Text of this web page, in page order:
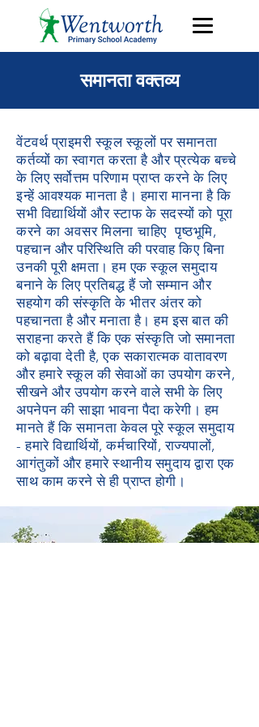
समानता वक्तव्य
वेंटवर्थ प्राइमरी स्कूल स्कूलों पर समानता
कर्तव्यों का स्वागत करता है और प्रत्येक बच्चे
के लिए सर्वोत्तम परिणाम प्राप्त करने के लिए
इन्हें आवश्यक मानता है। हमारा मानना है कि
सभी विद्यार्थियों और स्टाफ के सदस्यों को पूरा
करने का अवसर मिलना चाहिए पृष्ठभूमि,
पहचान और परिस्थिति की परवाह किए बिना
उनकी पूरी क्षमता। हम एक स्कूल समुदाय
बनाने के लिए प्रतिबद्ध हैं जो सम्मान और
सहयोग की संस्कृति के भीतर अंतर को
पहचानता है और मनाता है। हम इस बात की
सराहना करते हैं कि एक संस्कृति जो समानता
को बढ़ावा देती है, एक सकारात्मक वातावरण
और हमारे स्कूल की सेवाओं का उपयोग करने,
सीखने और उपयोग करने वाले सभी के लिए
अपनेपन की साझा भावना पैदा करेगी। हम
मानते हैं कि समानता केवल पूरे स्कूल समुदाय
- हमारे विद्यार्थियों, कर्मचारियों, राज्यपालों,
आगंतुकों और हमारे स्थानीय समुदाय द्वारा एक
साथ काम करने से ही प्राप्त होगी।